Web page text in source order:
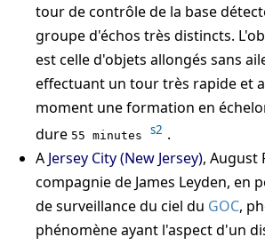
tour de contrôle de la base
groupe d'échos très distincts.
est celle d'objets allongés sans
effectuant un tour très rapide et
moment une formation en
dure 55 minutes s2 .
A Jersey City (New Jersey), August
compagnie de James Leyden, en
de surveillance du ciel du GOC,
phénomène ayant l'aspect d'un